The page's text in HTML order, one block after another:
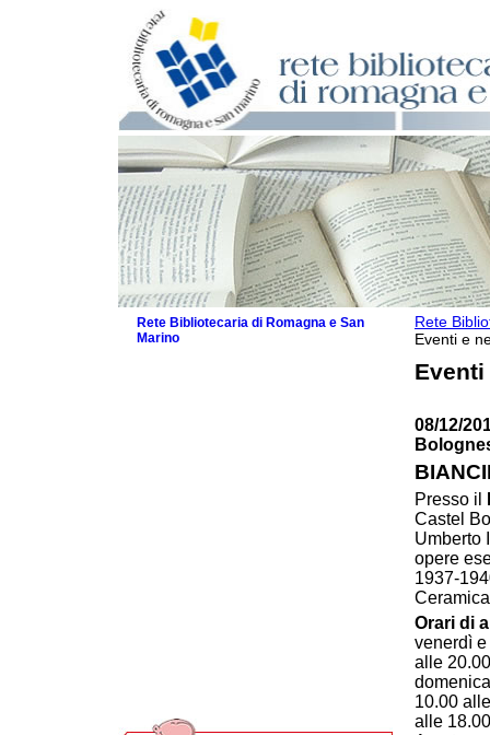
Rete
Eventi e
Eventi
08/12/
Presso il
Castel
Umberto
opere
1937-
Orari di
venerdì
alle
10.00
alle 18.00
Rete Bibliotecaria di Romagna e San
Marino